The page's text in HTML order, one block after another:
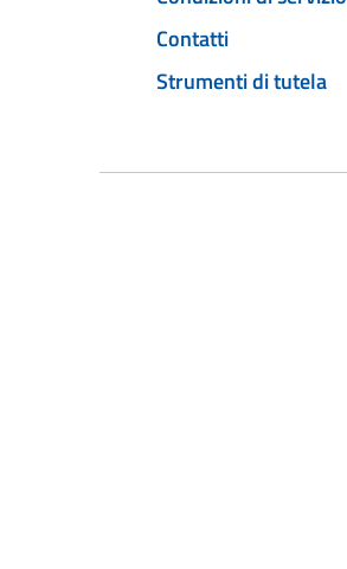
Contatti
Strumenti di tutela